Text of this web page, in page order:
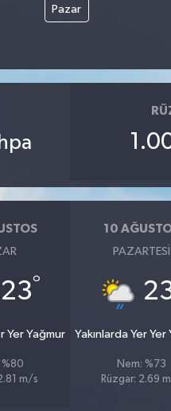
Pazar
23°
Yer Yağmur
%80
m/s
10
PAZARTESI
Yakınlarda Yer Yer
Nem: %73
Rüzgar: 2.69